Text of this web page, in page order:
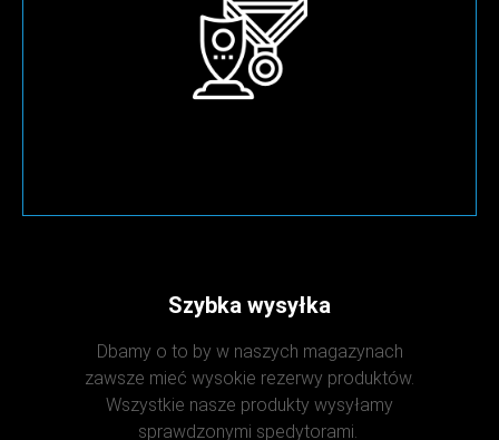
Szybka wysyłka
Dbamy o to by w naszych magazynach
zawsze mieć wysokie rezerwy produktów.
Wszystkie nasze produkty wysyłamy
sprawdzonymi spedytorami.